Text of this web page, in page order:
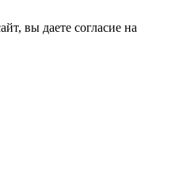
вы даете согласие на